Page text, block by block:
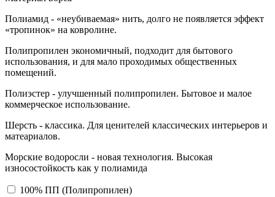
Полиамид - «неубиваемая» нить, долго не появляется эффект
«тропинок» на ковролине.
Полипропилен экономичный, подходит для бытового
использования, и для мало проходимых общественных
помещений.
Полиэстер - улучшенный полипропилен. Бытовое и малое
коммерческое использование.
Шерсть - классика. Для ценителей классических интерьеров и
матеариалов.
Морские водоросли - новая технология. Высокая
износостойкость как у полиамида
100% ПП (Полипропилен)